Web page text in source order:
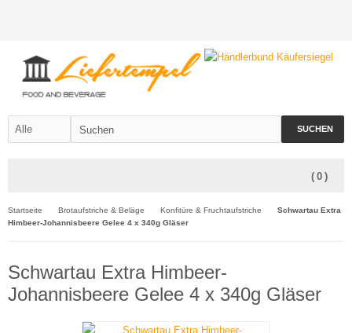
SUCHEN
( 0 )
Startseite Brotaufstriche & Beläge Konfitüre & Fruchtaufstriche
Schwartau Extra
Himbeer-Johannisbeere Gelee 4 x 340g Gläser
Schwartau Extra Himbeer-
Johannisbeere Gelee 4 x 340g Gläser